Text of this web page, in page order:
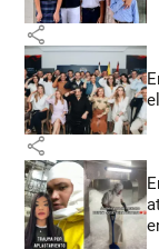
share
share